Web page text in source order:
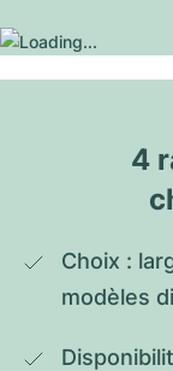
4
Choix :
modèles